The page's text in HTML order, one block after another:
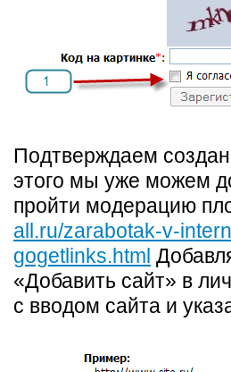
Подтверждаем
этого мы уже можем
пройти модерацию
all.ru/zarabotak-v-
gogetlinks.html
«Добавить сайт» в
с вводом сайта и